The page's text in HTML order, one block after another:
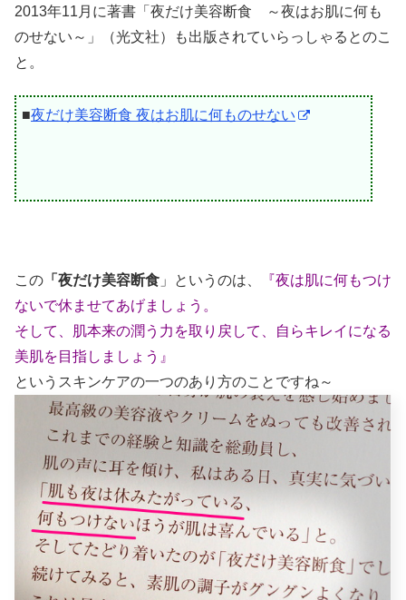
2013年11月に著書「夜だけ美容断食 ～夜はお肌に何も
のせない～」（光文社）も出版されていらっしゃるとのこ
と。
■夜だけ美容断食 夜はお肌に何ものせない
この 「夜だけ美容断食 」というのは、
『夜は肌に何もつけ
ないで休ませてあげましょう。
そして、肌本来の潤う力を取り戻して、自らキレイになる
美肌を目指しましょう』
というスキンケアの一つのあり方のことですね～